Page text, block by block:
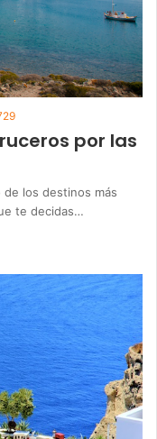
por las
de los destinos más
te decidas…